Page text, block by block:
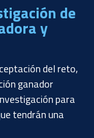
de
y
del reto,
ganador
para
tendrán una